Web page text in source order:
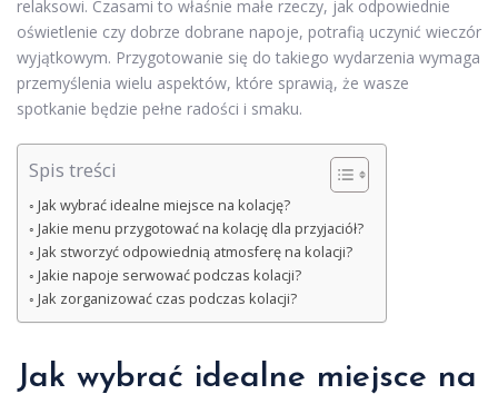
relaksowi. Czasami to właśnie małe rzeczy, jak odpowiednie
oświetlenie czy dobrze dobrane napoje, potrafią uczynić wieczór
wyjątkowym. Przygotowanie się do takiego wydarzenia wymaga
przemyślenia wielu aspektów, które sprawią, że wasze
spotkanie będzie pełne radości i smaku.
Spis treści
Jak wybrać idealne miejsce na kolację?
Jakie menu przygotować na kolację dla przyjaciół?
Jak stworzyć odpowiednią atmosferę na kolacji?
Jakie napoje serwować podczas kolacji?
Jak zorganizować czas podczas kolacji?
Jak wybrać idealne miejsce na